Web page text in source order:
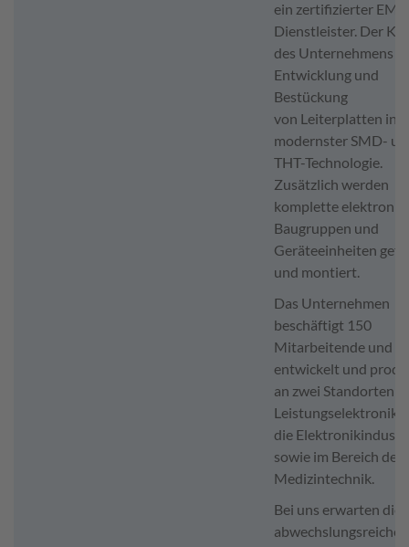
ein zertifizierter
Dienstleister. Der
des Unternehmens
Entwicklung und
Bestückung
von Leiterplatten in
modernster SMD-
THT-Technologie.
Zusätzlich werden
komplette
Baugruppen und
Geräteeinheiten
und montiert.
Das Unternehmen
beschäftigt 150
Mitarbeitende und
entwickelt und
an zwei Standorten
Leistungselektronik
die
sowie im Bereich der
Medizintechnik.
Bei uns erwarten die
abwechslungsreiche